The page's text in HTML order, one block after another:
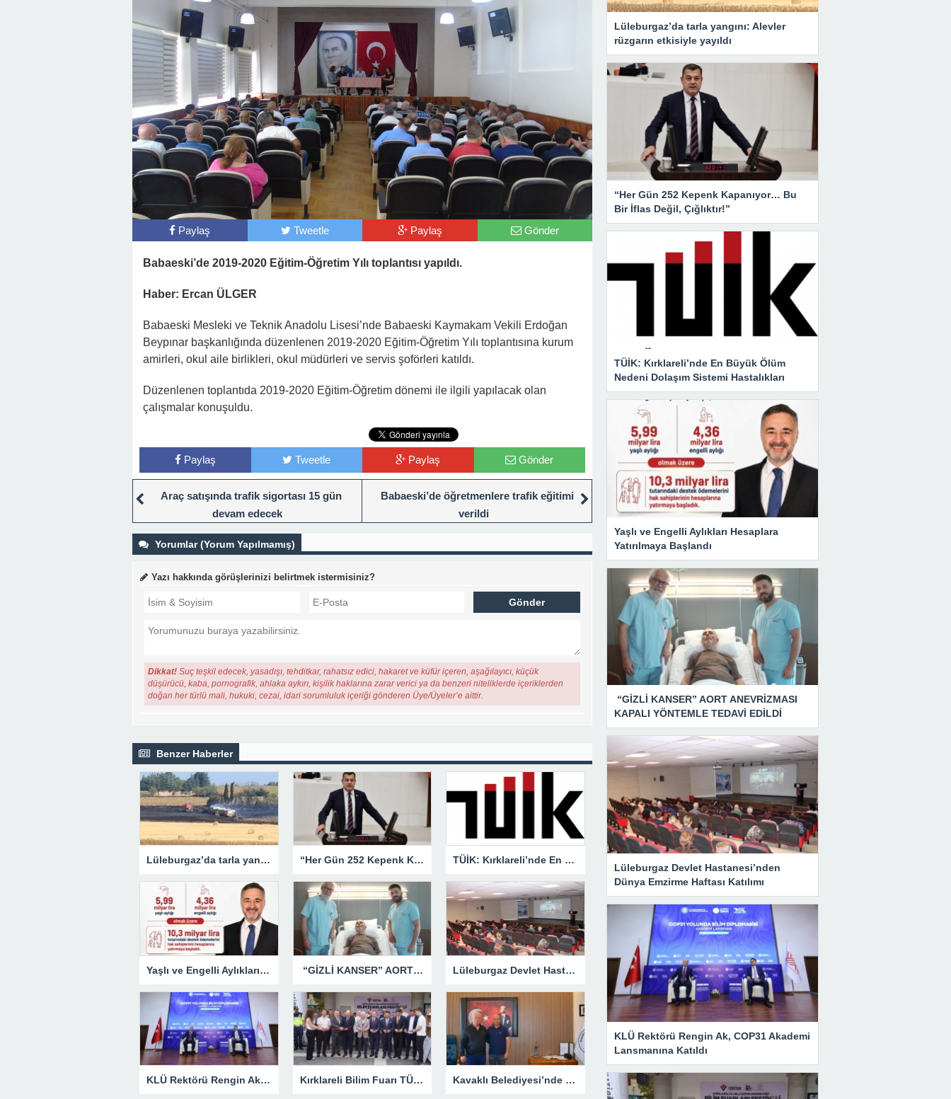
Paylaş Tweetle Paylaş Gönder
Babaeski’de 2019-2020 Eğitim-Öğretim Yılı toplantısı yapıldı.
Haber: Ercan ÜLGER
Babaeski Mesleki ve Teknik Anadolu Lisesi’nde Babaeski Kaymakam Vekili Erdoğan
Beypınar başkanlığında düzenlenen 2019-2020 Eğitim-Öğretim Yılı toplantısına kurum
amirleri, okul aile birlikleri, okul müdürleri ve servis şoförleri katıldı.
Düzenlenen toplantıda 2019-2020 Eğitim-Öğretim dönemi ile ilgili yapılacak olan
çalışmalar konuşuldu.
Paylaş Tweetle Paylaş Gönder
Araç satışında trafik sigortası 15 gün
devam edecek
Babaeski’de öğretmenlere trafik eğitimi
verildi
Yorumlar (Yorum Yapılmamış)
Yazı hakkında görüşlerinizi belirtmek istermisiniz?
Dikkat! Suç teşkil edecek, yasadışı, tehditkar, rahatsız edici, hakaret ve küfür içeren, aşağılayıcı, küçük
düşürücü, kaba, pornografik, ahlaka aykırı, kişilik haklarına zarar verici ya da benzeri niteliklerde içeriklerden
doğan her türlü mali, hukuki, cezai, idari sorumluluk içeriği gönderen Üye/Üyeler’e aittir.
Benzer Haberler
Lüleburgaz’da tarla yangını: Alevler rüzgarın etkisiyle yayıldı “Her Gün 252 Kepenk Kapanıyor… Bu Bir İflas Değil, Çığlıktır!” TÜİK: Kırklareli’nde En Büyük Ölüm Nedeni Dolaşım Sistemi Hastalıkları
Yaşlı ve Engelli Aylıkları Hesaplara Yatırılmaya Başlandı “GİZLİ KANSER” AORT ANEVRİZMASI KAPALI YÖNTEMLE TEDAVİ EDİLDİ Lüleburgaz Devlet Hastanesi’nden Dünya Emzirme Haftası Katılımı
KLÜ Rektörü Rengin Ak, COP31 Akademi Lansmanına Katıldı Kırklareli Bilim Fuarı TÜBİTAK’ın Resmî Sayfasında Kavaklı Belediyesi’nde Fahri Özkan Ziyareti
Lüleburgaz’da tarla yangını: Alevler
rüzgarın etkisiyle yayıldı
“Her Gün 252 Kepenk Kapanıyor… Bu
Bir İflas Değil, Çığlıktır!”
TÜİK: Kırklareli’nde En Büyük Ölüm
Nedeni Dolaşım Sistemi Hastalıkları
Yaşlı ve Engelli Aylıkları Hesaplara
Yatırılmaya Başlandı
“GİZLİ KANSER” AORT ANEVRİZMASI
KAPALI YÖNTEMLE TEDAVİ EDİLDİ
Lüleburgaz Devlet Hastanesi’nden
Dünya Emzirme Haftası Katılımı
KLÜ Rektörü Rengin Ak, COP31 Akademi
Lansmanına Katıldı